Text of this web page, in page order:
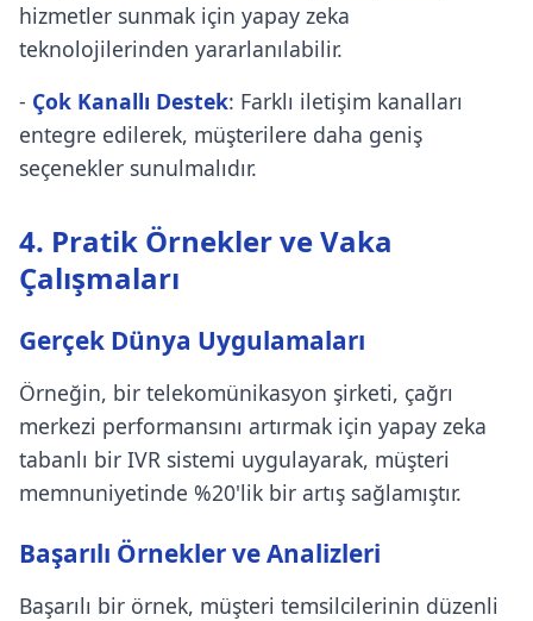
hizmetler sunmak için yapay zeka
teknolojilerinden yararlanılabilir.
- Çok Kanallı Destek: Farklı iletişim kanalları
entegre edilerek, müşterilere daha geniş
seçenekler sunulmalıdır.
4. Pratik Örnekler ve Vaka
Çalışmaları
Gerçek Dünya Uygulamaları
Örneğin, bir telekomünikasyon şirketi, çağrı
merkezi performansını artırmak için yapay zeka
tabanlı bir IVR sistemi uygulayarak, müşteri
memnuniyetinde %20'lik bir artış sağlamıştır.
Başarılı Örnekler ve Analizleri
Başarılı bir örnek, müşteri temsilcilerinin düzenli